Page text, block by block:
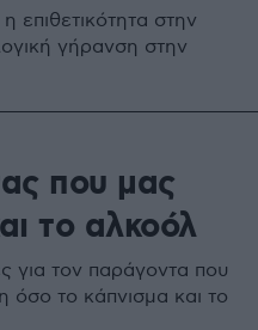
επιθετικότητα στην
γήρανση στην
που μας
το αλκοόλ
για τον παράγοντα που
όσο το κάπνισμα και το